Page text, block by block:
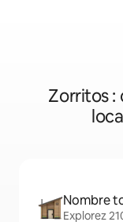
Zorritos :
Nombre
Explorez